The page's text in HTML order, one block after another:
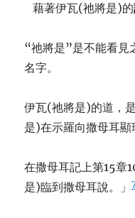
藉著伊瓦(祂將是)的
“祂將是”是不能看見
名字。
伊瓦(祂將是)的道，
是)在示羅向撒母耳顯
在撒母耳記上第15章
是)臨到撒母耳說。」